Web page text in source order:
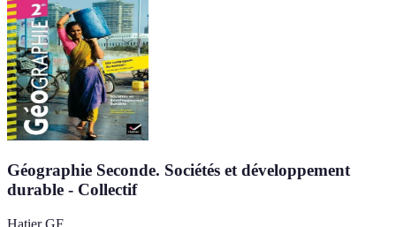
Géographie Seconde. Sociétés et développement
durable - Collectif
Hatier GF